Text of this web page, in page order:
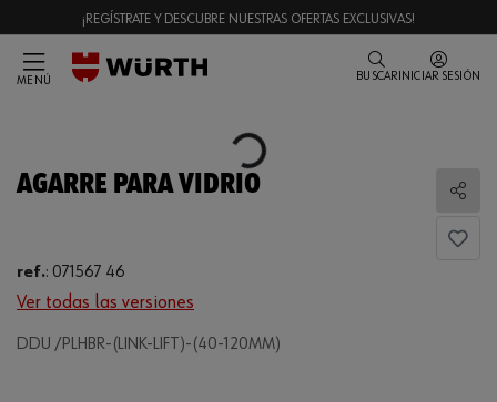
¡REGÍSTRATE Y DESCUBRE NUESTRAS OFERTAS EXCLUSIVAS!
MENÚ BUSCAR INICIAR SESIÓN
Loading...
AGARRE PARA VIDRIO
ref.: 071567 46
Ver todas las versiones
DDU /PLHBR-(LINK-LIFT)-(40-120MM)